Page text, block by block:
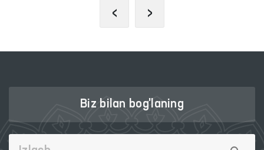
‹ ›
Biz bilan bog'laning